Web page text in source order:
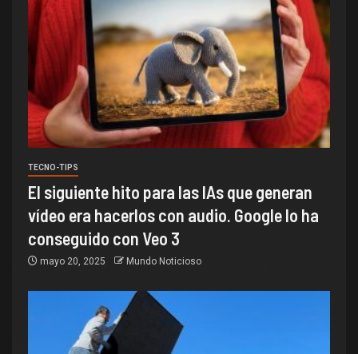
TECNO-TIPS
El siguiente hito para las IAs que generan
vídeo era hacerlos con audio. Google lo ha
conseguido con Veo 3
mayo 20, 2025 Mundo Noticioso